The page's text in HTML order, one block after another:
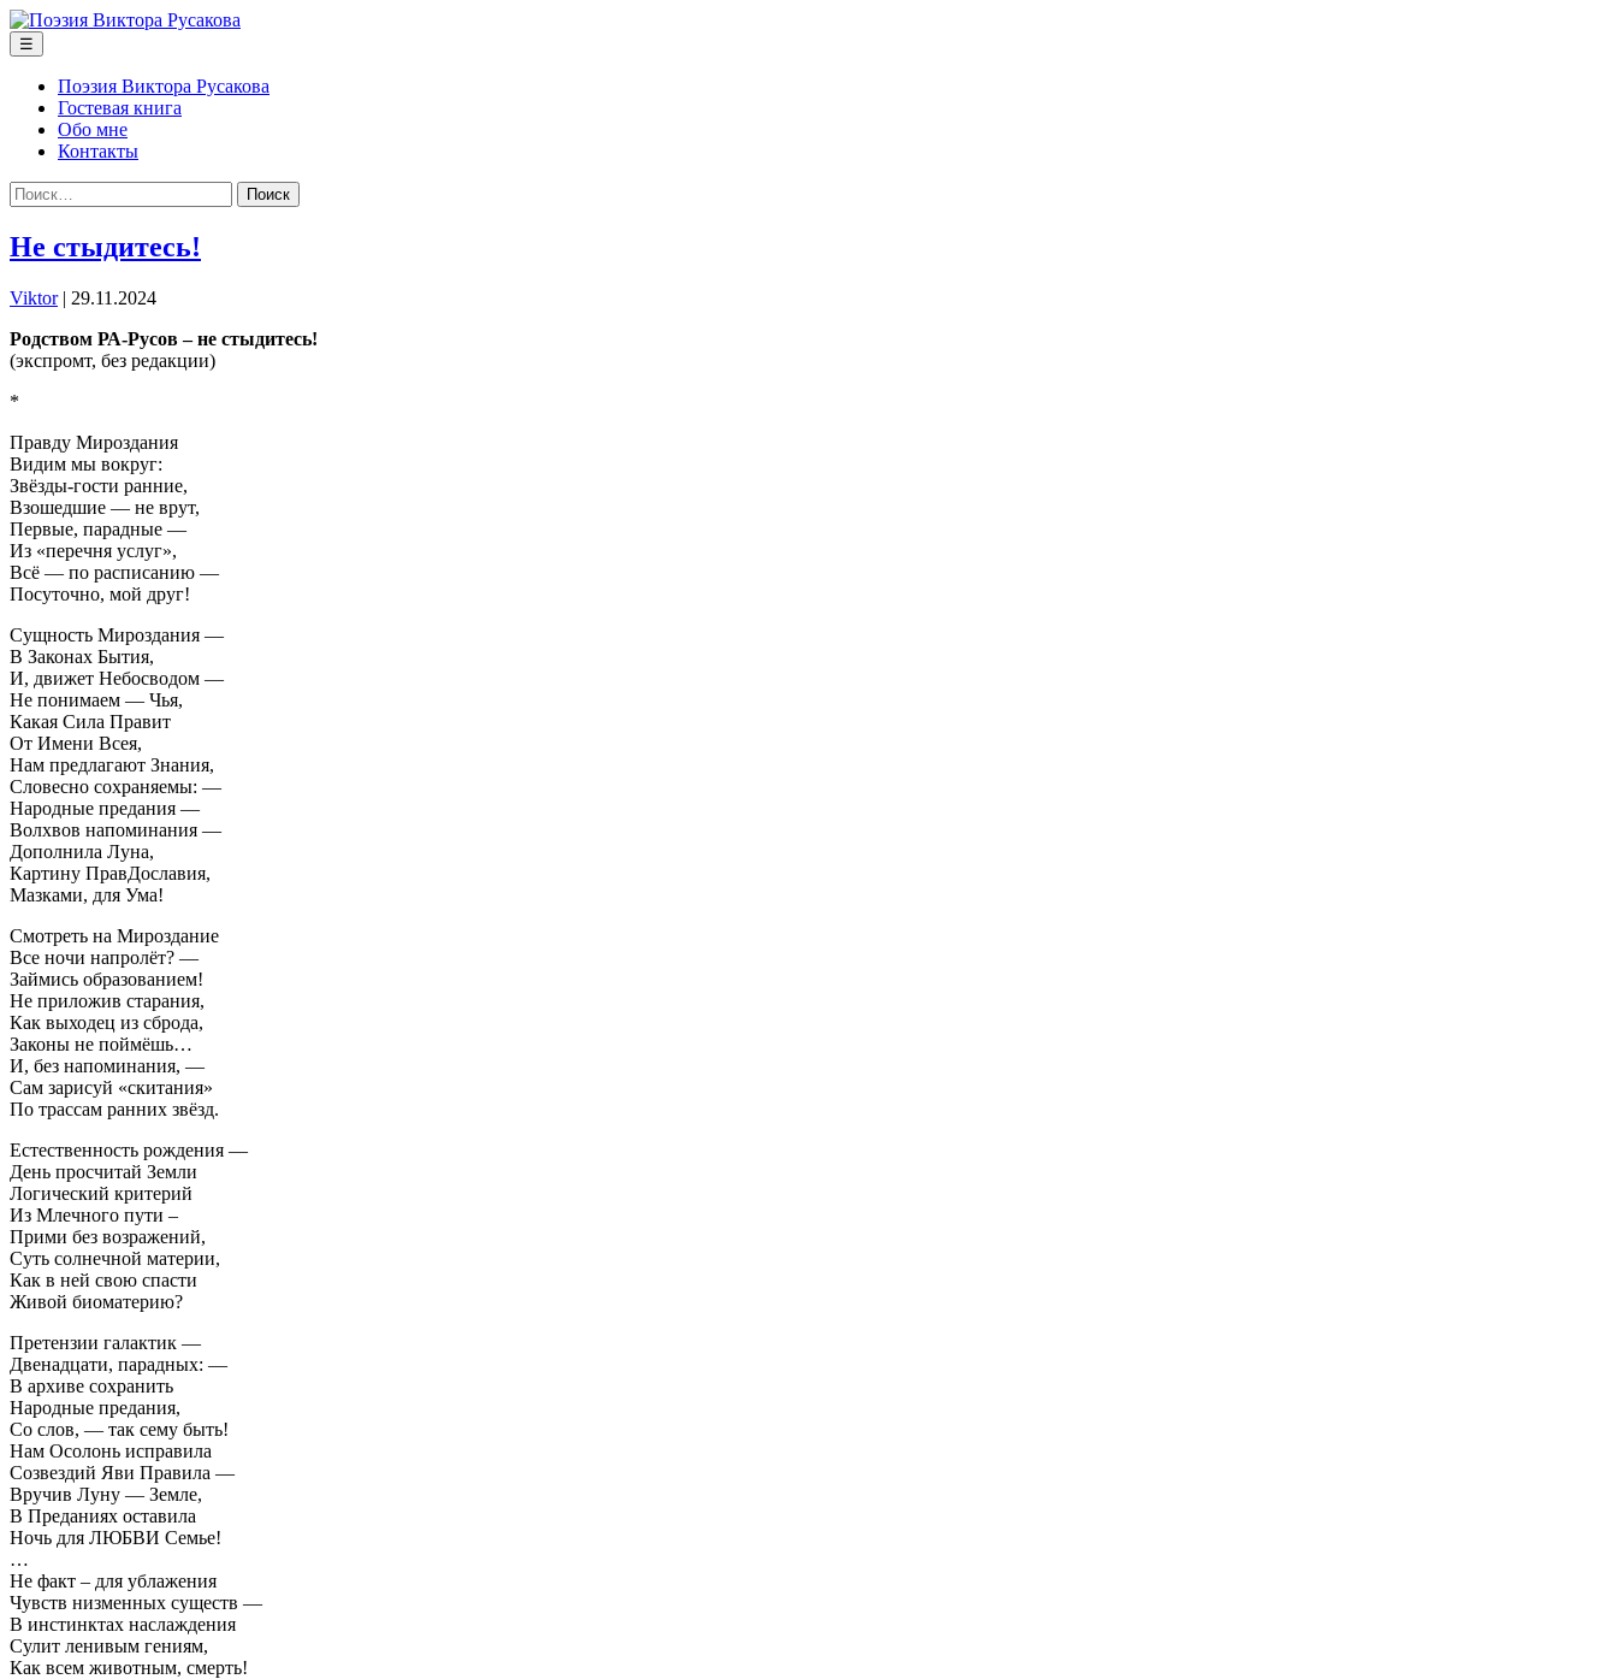
Перейти
к
содержимому
☰
Поэзия Виктора Русакова
Гостевая книга
Обо мне
Контакты
Найти:
Не стыдитесь!
Viktor | 29.11.2024
Родством РА-Русов – не стыдитесь!
(экспромт, без редакции)
*
Правду Мироздания
Видим мы вокруг:
Звёзды-гости ранние,
Взошедшие — не врут,
Первые, парадные —
Из «перечня услуг»,
Всё — по расписанию —
Посуточно, мой друг!
Сущность Мироздания —
В Законах Бытия,
И, движет Небосводом —
Не понимаем — Чья,
Какая Сила Правит
От Имени Всея,
Нам предлагают Знания,
Словесно сохраняемы: —
Народные предания —
Волхвов напоминания —
Дополнила Луна,
Картину ПравДославия,
Мазками, для Ума!
Смотреть на Мироздание
Все ночи напролёт? —
Займись образованием!
Не приложив старания,
Как выходец из сброда,
Законы не поймёшь…
И, без напоминания, —
Сам зарисуй «скитания»
По трассам ранних звёзд.
Естественность рождения —
День просчитай Земли
Логический критерий
Из Млечного пути –
Прими без возражений,
Суть солнечной материи,
Как в ней свою спасти
Живой биоматерию?
Претензии галактик —
Двенадцати, парадных: —
В архиве сохранить
Народные предания,
Со слов, — так сему быть!
Нам Осолонь исправила
Созвездий Яви Правила —
Вручив Луну — Земле,
В Преданиях оставила
Ночь для ЛЮБВИ Семье!
…
Не факт – для ублажения
Чувств низменных существ —
В инстинктах наслаждения
Сулит ленивым гениям,
Как всем животным, смерть!